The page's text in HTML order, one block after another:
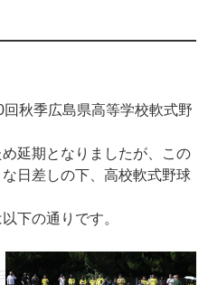
秋季広島県高等学校軟式野
延期となりましたが、この
日差しの下、高校軟式野球
下の通りです。